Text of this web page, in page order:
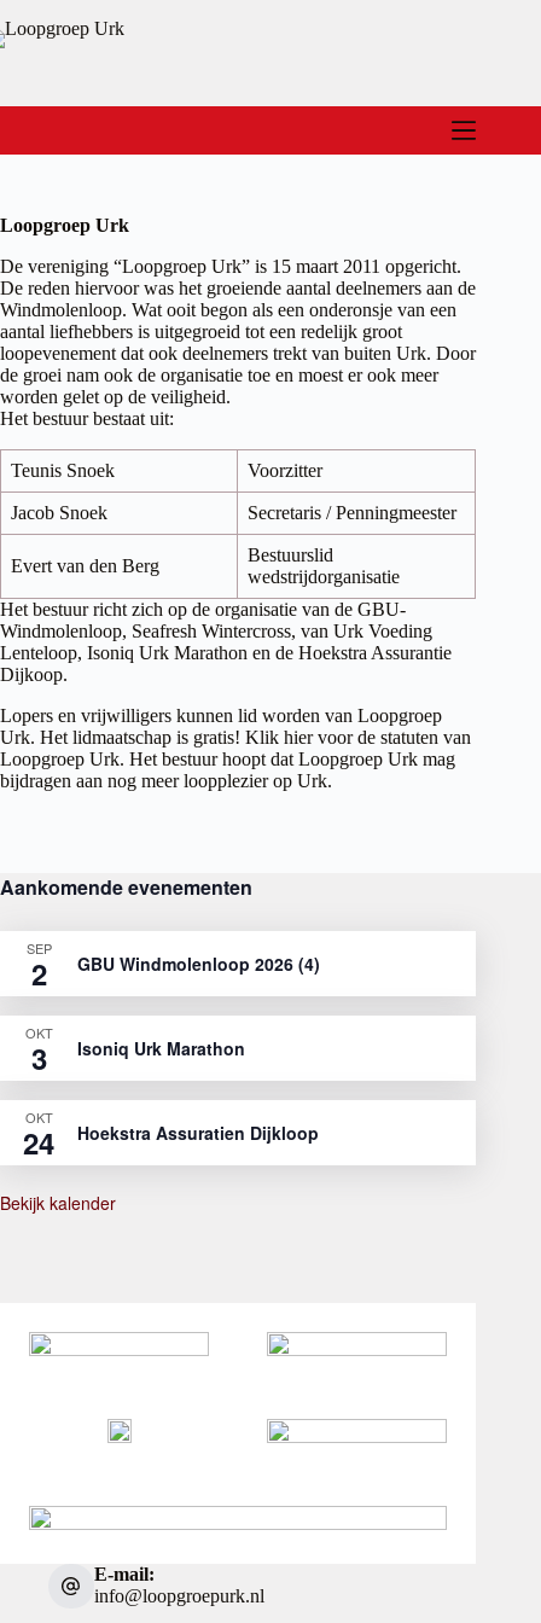
naar
de
Loopgroep Urk
De vereniging “Loopgroep Urk” is 15 maart 2011 opgericht.
De reden hiervoor was het groeiende aantal deelnemers aan de
Windmolenloop. Wat ooit begon als een onderonsje van een
aantal liefhebbers is uitgegroeid tot een redelijk groot
loopevenement dat ook deelnemers trekt van buiten Urk. Door
de groei nam ook de organisatie toe en moest er ook meer
worden gelet op de veiligheid.
Het bestuur bestaat uit:
Teunis Snoek Voorzitter
Jacob Snoek Secretaris / Penningmeester
Evert van den Berg
Bestuurslid
wedstrijdorganisatie
Het bestuur richt zich op de organisatie van de GBU-
Windmolenloop, Seafresh Wintercross, van Urk Voeding
Lenteloop, Isoniq Urk Marathon en de Hoekstra Assurantie
Dijkoop.
Lopers en vrijwilligers kunnen lid worden van Loopgroep
Urk. Het lidmaatschap is gratis! Klik hiervoor de statuten van
Loopgroep Urk. Het bestuur hoopt dat Loopgroep Urk mag
bijdragen aan nog meer loopplezier op Urk.
Aankomende evenementen
SEP
2 GBU Windmolenloop 2026 (4)
OKT
3 Isoniq Urk Marathon
OKT
24 Hoekstra Assuratien Dijkloop
Bekijk kalender
E-mail:
info@loopgroepurk.nl